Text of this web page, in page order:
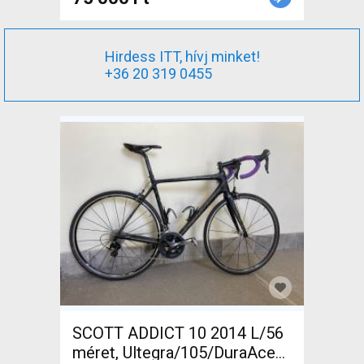
Hirdess ITT, hívj minket!
+36 20 319 0455
SCOTT ADDICT 10 2014 L/56
méret, Ultegra/105/DuraAce